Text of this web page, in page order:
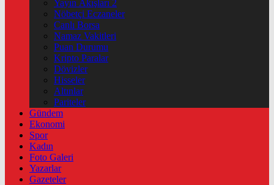
Yayın Akışları 2
Nöbetçi Eczaneler
Canlı Borsa
Namaz Vakitleri
Puan Durumu
Kripto Paralar
Dövizler
Hisseler
Altınlar
Pariteler
Gündem
Ekonomi
Spor
Kadın
Foto Galeri
Yazarlar
Gazeteler